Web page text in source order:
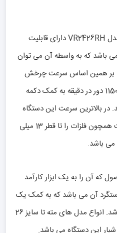
دریل بتن کن شارژی ویوارکس مدل VR2426RH دارای قابلیت
باشد که به واسطه آن می توان
بر همین اساس سرعت چرخش
این دستگاه در حالت آزاد از 0 تا 1150 دور در دقیقه به کمک دکمه
در بالاترین سرعت این دستگاه
توانایی سوراخکاری اجسام سخت همچون فلزات را تا قطر 13 میلی
که آن را به یک ابزار کارآمد
آن می باشد که به کمک یک
دکمه مخصوص قابل تغییر می باشد. انواع مدل های مته تا سایز 26
این دستگاه می باشد.